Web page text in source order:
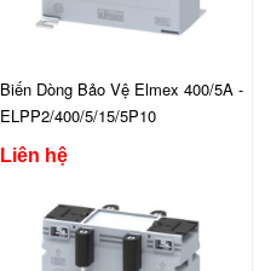
Biến Dòng Bảo Vệ Elmex 400/5A -
ELPP2/400/5/15/5P10
Liên hệ